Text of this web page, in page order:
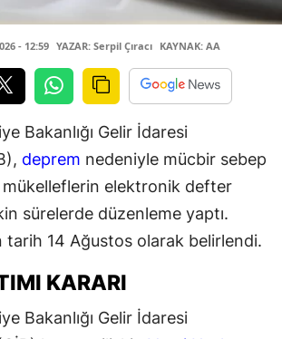
- 12:59 YAZAR: Serpil Çıracı KAYNAK: AA
Bakanlığı Gelir İdaresi
deprem nedeniyle mücbir sebep
mükelleflerin elektronik defter
sürelerde düzenleme yaptı.
tarih 14 Ağustos olarak belirlendi.
KARARI
Bakanlığı Gelir İdaresi